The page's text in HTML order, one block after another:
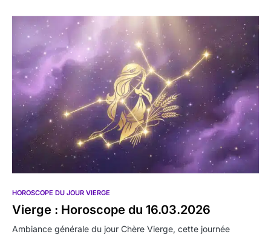
HOROSCOPE DU JOUR VIERGE
Vierge : Horoscope du 16.03.2026
Ambiance générale du jour Chère Vierge, cette journée